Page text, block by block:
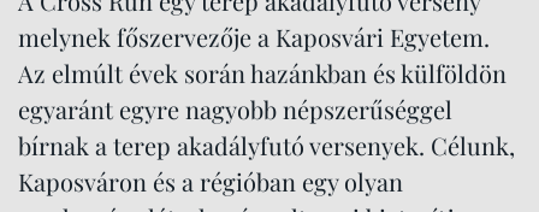
melynek főszervezője a Kaposvári Egyetem.
Az elmúlt évek során hazánkban és külföldön
egyaránt egyre nagyobb népszerűséggel
bírnak a terep akadályfutó versenyek. Célunk,
Kaposváron és a régióban egy olyan